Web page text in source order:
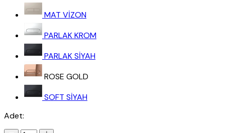
MAT VİZON
PARLAK KROM
PARLAK SİYAH
ROSE GOLD
SOFT SİYAH
Adet: